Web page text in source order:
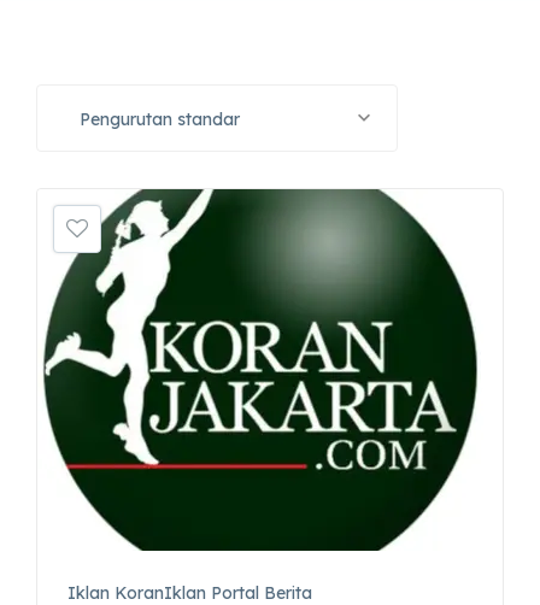
Pengurutan standar
Iklan KoranIklan Portal Berita